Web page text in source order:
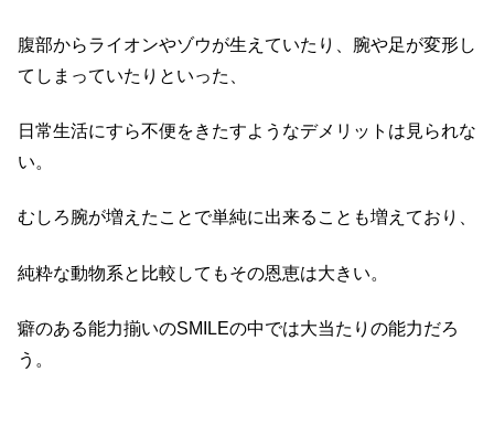
腹部からライオンやゾウが生えていたり、腕や足が変形し
てしまっていたりといった、
日常生活にすら不便をきたすようなデメリットは見られな
い。
むしろ腕が増えたことで単純に出来ることも増えており、
純粋な動物系と比較してもその恩恵は大きい。
癖のある能力揃いのSMILEの中では大当たりの能力だろ
う。